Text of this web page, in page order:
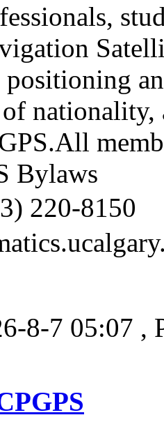
nationality,
Bylaws
220-8150
8-7 05:07 ,